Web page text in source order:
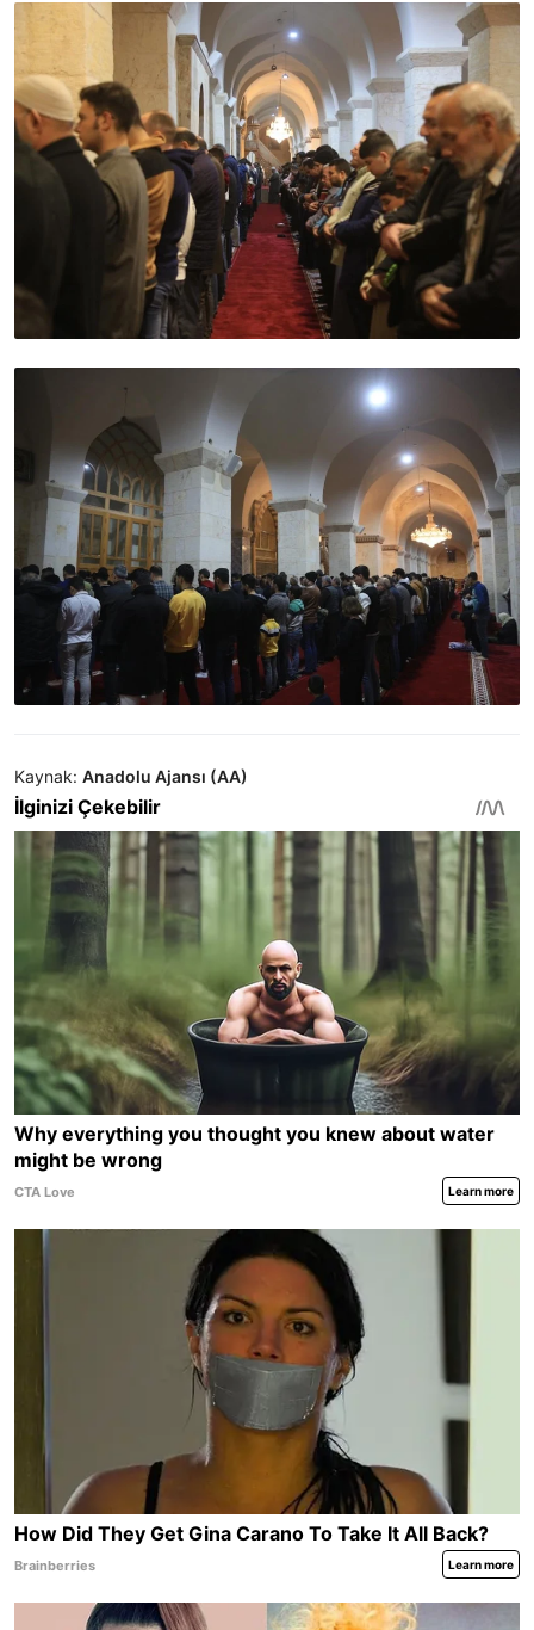
Kaynak: Anadolu Ajansı (AA)